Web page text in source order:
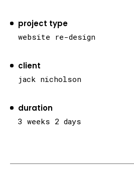
project type
website re-design
client
jack nicholson
duration
3 weeks 2 days